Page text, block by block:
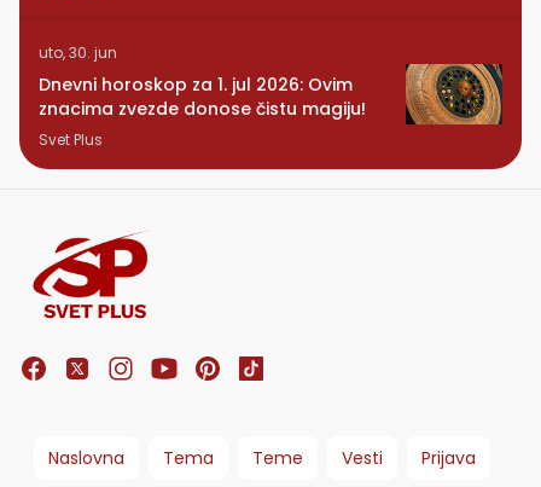
uto, 30. jun
Dnevni horoskop za 1. jul 2026: Ovim
znacima zvezde donose čistu magiju!
Svet Plus
Naslovna Tema Teme Vesti Prijava